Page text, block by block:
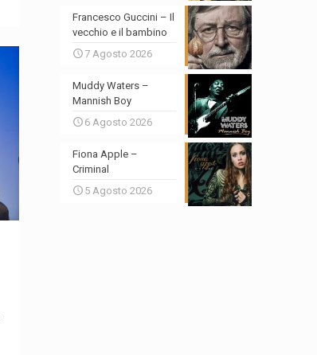
Francesco Guccini – Il
vecchio e il bambino
7 Agosto 2026
Muddy Waters –
Mannish Boy
6 Agosto 2026
Fiona Apple –
Criminal
5 Agosto 2026